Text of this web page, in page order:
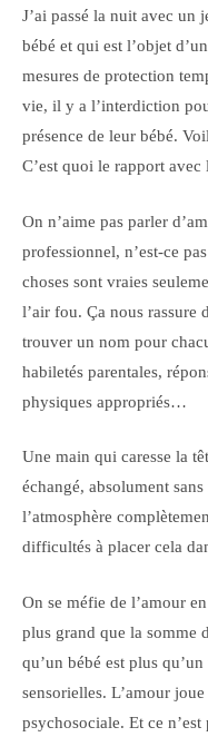
J’ai passé la nuit avec un
bébé et qui est l’objet
mesures de protection
vie, il y a l’interdiction
présence de leur bébé.
C’est quoi le rapport avec
On n’aime pas parler
professionnel, n’est-ce
choses sont vraies
l’air fou. Ça nous rassure
trouver un nom pour
habiletés parentales,
physiques appropriés…
Une main qui caresse la
échangé, absolument
l’atmosphère
difficultés à placer cela
On se méfie de l’amour
plus grand que la somme
qu’un bébé est plus
sensorielles. L’amour
psychosociale. Et ce n’est